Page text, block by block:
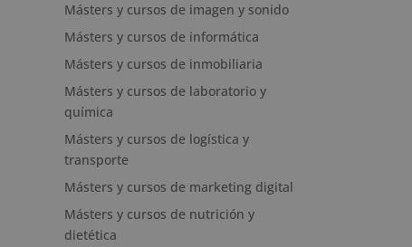
Másters y cursos de imagen y sonido
Másters y cursos de informática
Másters y cursos de inmobiliaria
Másters y cursos de laboratorio y
química
Másters y cursos de logística y
transporte
Másters y cursos de marketing digital
Másters y cursos de nutrición y
dietética